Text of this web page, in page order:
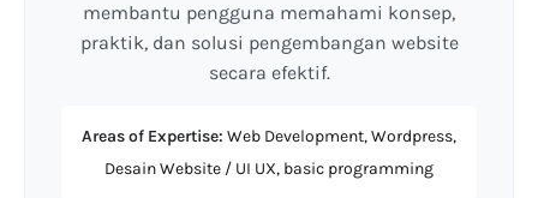
membantu pengguna memahami konsep,
praktik, dan solusi pengembangan website
secara efektif.
Areas of Expertise: Web Development, Wordpress,
Desain Website / UI UX, basic programming